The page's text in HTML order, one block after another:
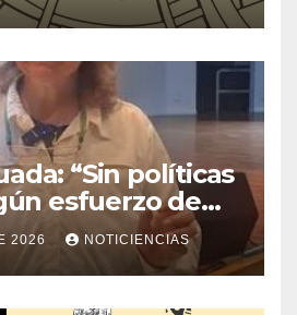
“Sin políticas
esfuerzo de
rendirá frutos”
2026 NOTICIENCIAS